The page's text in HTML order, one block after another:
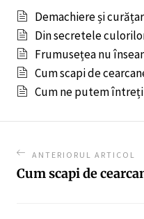
Demachiere și
Din secretele
Frumusețea nu
Cum scapi de
Cum ne putem
ANTERIORUL ARTICOL
Cum scapi de